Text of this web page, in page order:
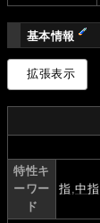
基本情報
拡張表示
特性キ
ーワー
ド
指 ,中指